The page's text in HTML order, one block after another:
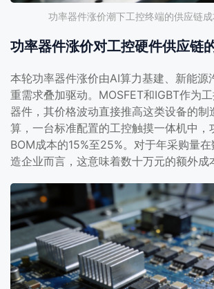
功率器件涨价潮下工控终端的供应链
功率器件涨价对工控硬件供应链
本轮功率器件涨价由AI算力基建、新能源
重需求叠加驱动。MOSFET和IGBT作为
器件，其价格波动直接推高这类设备的制
算，一台标准配置的工控触摸一体机中，
BOM成本的15%至25%。对于年采购量
造企业而言，这意味着数十万元的额外成